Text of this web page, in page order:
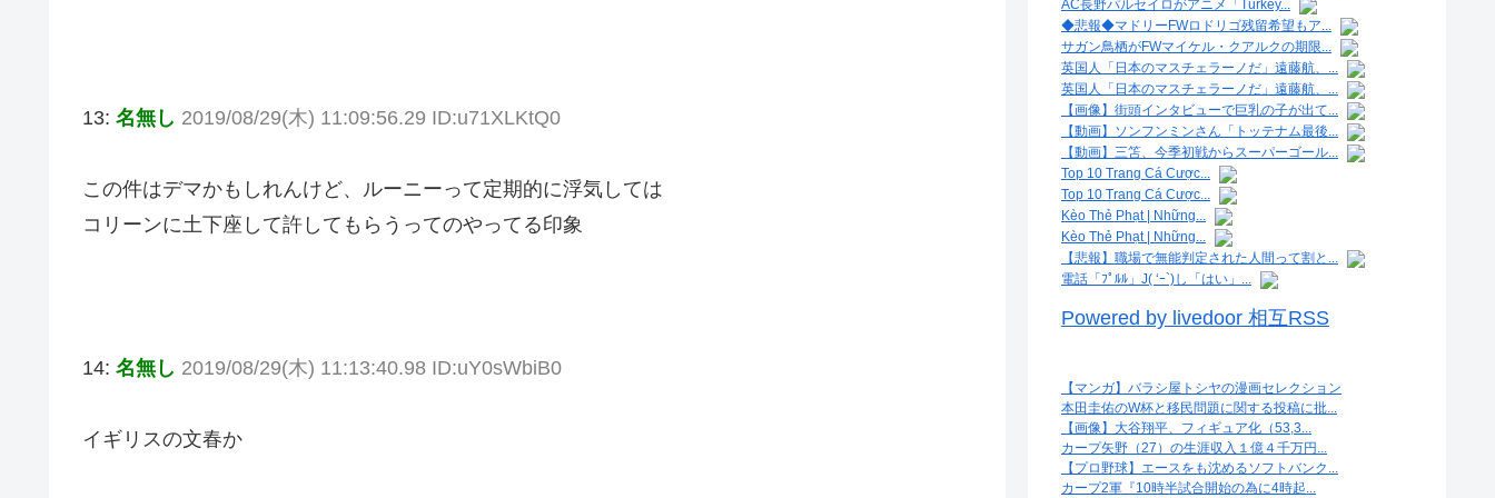
13: 名無し 2019/08/29(木) 11:09:56.29 ID:u71XLKtQ0
この件はデマかもしれんけど、ルーニーって定期的に浮気しては
コリーンに土下座して許してもらうってのやってる印象
14: 名無し 2019/08/29(木) 11:13:40.98 ID:uY0sWbiB0
イギリスの文春か
AC長野パルセイロがアニメ「Turkey...
◆悲報◆マドリーFWロドリゴ残留希望もア...
サガン鳥栖がFWマイケル・クアルクの期限...
英国人「日本のマスチェラーノだ」遠藤航、...
英国人「日本のマスチェラーノだ」遠藤航、...
【画像】街頭インタビューで巨乳の子が出て...
【動画】ソンフンミンさん「トッテナム最後...
【動画】三笘、今季初戦からスーパーゴール...
Top 10 Trang Cá Cược...
Top 10 Trang Cá Cược...
Kèo Thẻ Phạt | Những...
Kèo Thẻ Phạt | Những...
【悲報】職場で無能判定された人間って割と...
電話「ﾌﾟﾙﾙ」J( ‘ｰ`)し「はい」...
Powered by livedoor 相互RSS
【マンガ】バラシ屋トシヤの漫画セレクション
本田圭佑のW杯と移民問題に関する投稿に批...
【画像】大谷翔平、フィギュア化（53,3...
カープ矢野（27）の生涯収入１億４千万円...
【プロ野球】エースをも沈めるソフトバンク...
カープ2軍『10時半試合開始の為に4時起...